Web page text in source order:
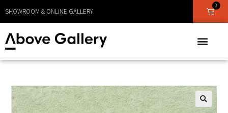
LEVERANS CA 1 - 3 DAGAR
0